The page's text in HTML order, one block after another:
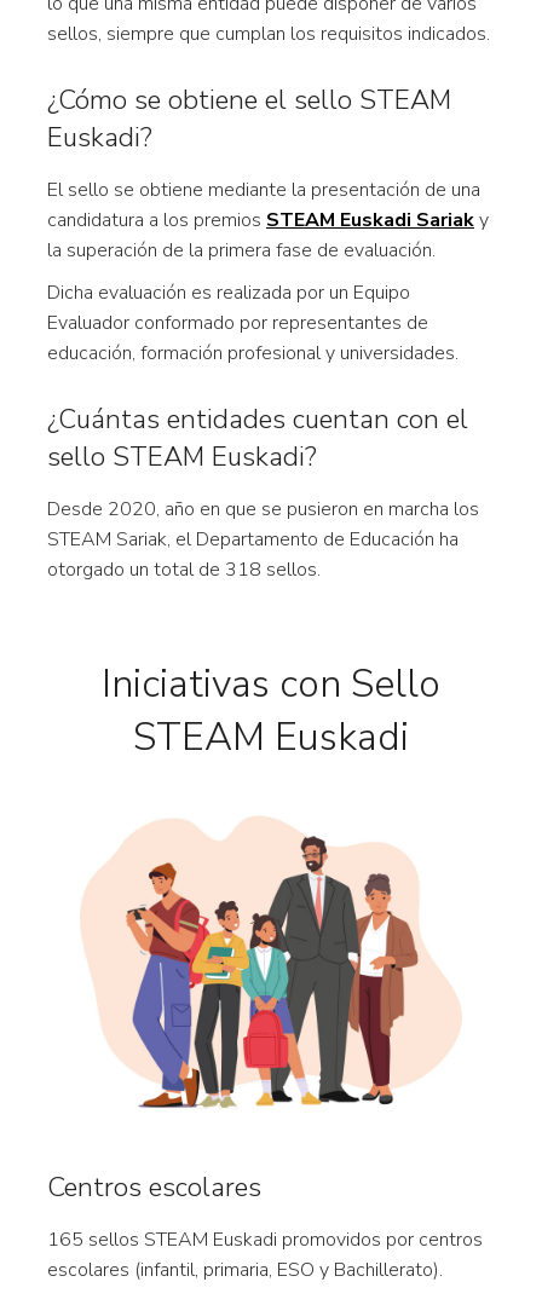
sellos, siempre que cumplan los requisitos indicados.
¿Cómo se obtiene el sello STEAM
Euskadi?
El sello se obtiene mediante la presentación de una
candidatura a los premios STEAM Euskadi Sariaky
la superación de la primera fase de evaluación.
Dicha evaluación es realizada por un Equipo
Evaluador conformado por representantes de
educación, formación profesional y universidades.
¿Cuántas entidades cuentan con el
sello STEAM Euskadi?
Desde 2020, año en que se pusieron en marcha los
STEAM Sariak, el Departamento de Educación ha
otorgado un total de 318 sellos.
Iniciativas con Sello
STEAM Euskadi
Centros escolares
165 sellos STEAM Euskadi promovidos por centros
escolares (infantil, primaria, ESO y Bachillerato).